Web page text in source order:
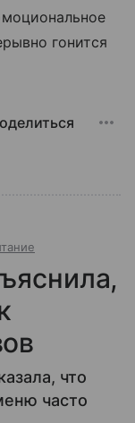
гонится
что
часто